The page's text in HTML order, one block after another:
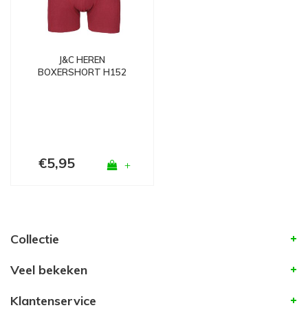
J&C HEREN
BOXERSHORT H152
€5,95 +
Collectie
Veel bekeken
Klantenservice